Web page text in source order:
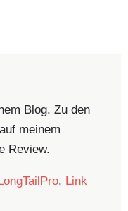
Blog. Zu den
meinem
Review.
LongTailPro, Link